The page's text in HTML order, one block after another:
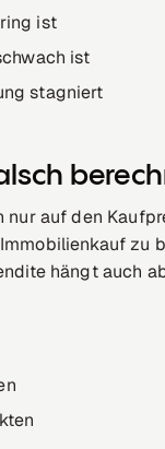
ist
ist
stagniert
nur auf den
zu
hängt auch